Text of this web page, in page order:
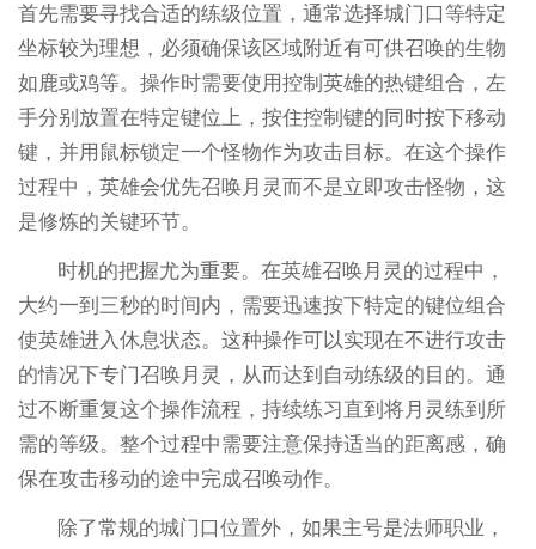
首先需要寻找合适的练级位置，通常选择城门口等特定
坐标较为理想，必须确保该区域附近有可供召唤的生物
如鹿或鸡等。操作时需要使用控制英雄的热键组合，左
手分别放置在特定键位上，按住控制键的同时按下移动
键，并用鼠标锁定一个怪物作为攻击目标。在这个操作
过程中，英雄会优先召唤月灵而不是立即攻击怪物，这
是修炼的关键环节。
时机的把握尤为重要。在英雄召唤月灵的过程中，
大约一到三秒的时间内，需要迅速按下特定的键位组合
使英雄进入休息状态。这种操作可以实现在不进行攻击
的情况下专门召唤月灵，从而达到自动练级的目的。通
过不断重复这个操作流程，持续练习直到将月灵练到所
需的等级。整个过程中需要注意保持适当的距离感，确
保在攻击移动的途中完成召唤动作。
除了常规的城门口位置外，如果主号是法师职业，